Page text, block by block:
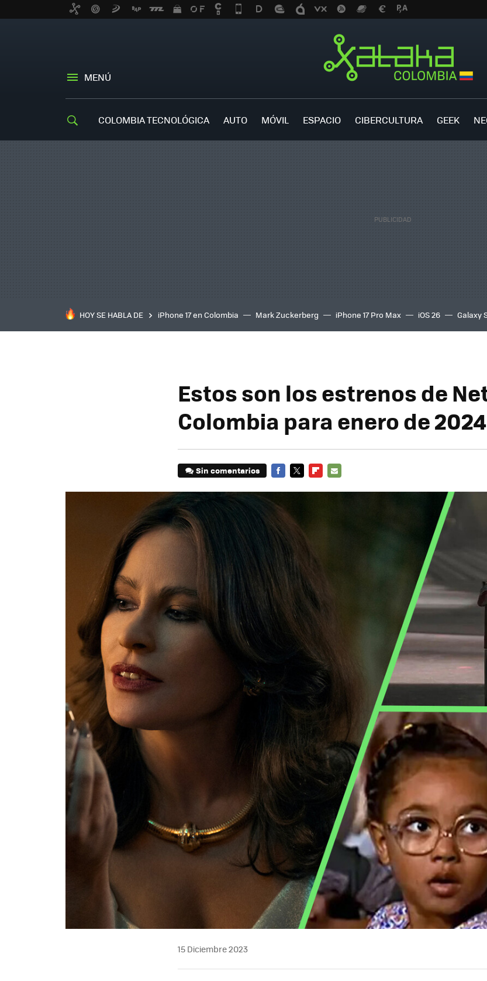
MENÚ
COLOMBIA TECNOLÓGICA AUTO MÓVIL ESPACIO CIBERCULTURA GEEK
HOY SE HABLA DE iPhone 17 en Colombia Mark Zuckerberg iPhone 17 Pro Max iOS 26 Galaxy
inteligente
IA TCL C8K
Estos son los estrenos de
Colombia para enero de 2024
Sin comentarios
15 Diciembre 2023